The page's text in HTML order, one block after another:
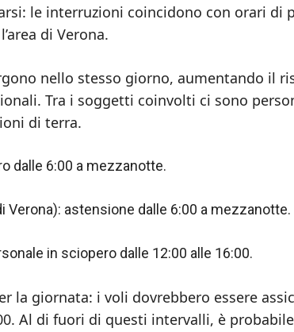
le interruzioni coincidono con orari di
di Verona.
nello stesso giorno, aumentando il
Tra i soggetti coinvolti ci sono
di terra.
dalle 6:00 a mezzanotte.
astensione dalle 6:00 a mezzanotte.
in sciopero dalle 12:00 alle 16:00.
la giornata: i voli dovrebbero essere
Al di fuori di questi intervalli, è